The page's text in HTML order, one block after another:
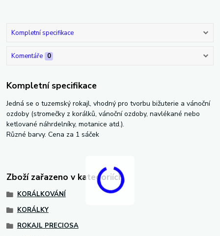
Kompletní specifikace
Komentáře 0
Kompletní specifikace
Jedná se o tuzemský rokajl, vhodný pro tvorbu bižuterie a vánoční
ozdoby (stromečky z korálků, vánoční ozdoby, navlékané nebo
ketlované náhrdelníky, motanice atd.).
Různé barvy. Cena za 1 sáček
Zboží zařazeno v kategoriích
KORÁLKOVÁNÍ
KORÁLKY
ROKAJL PRECIOSA